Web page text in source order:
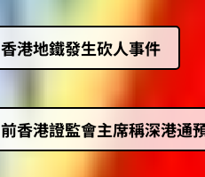
香港地鐵發生砍人事件
前香港證監會主席稱深港通